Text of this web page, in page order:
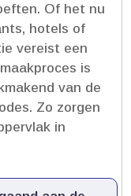
Of het nu
hotels of
vereist een
is
van de
Zo zorgen
in